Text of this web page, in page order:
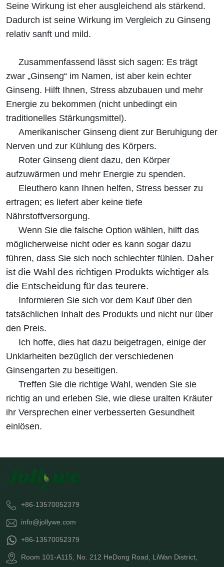
Seine Wirkung ist eher ausgleichend als stärkend.
Dadurch ist seine Wirkung im Vergleich zu Ginseng
relativ sanft und mild.
Zusammenfassend lässt sich sagen: Es trägt
zwar „Ginseng“ im Namen, ist aber kein echter
Ginseng. Hilft Ihnen, Stress abzubauen und mehr
Energie zu bekommen (nicht unbedingt ein
traditionelles Stärkungsmittel).
Amerikanischer Ginseng dient zur Beruhigung der
Nerven und zur Kühlung des Körpers.
Roter Ginseng dient dazu, den Körper
aufzuwärmen und mehr Energie zu spenden.
Eleuthero kann Ihnen helfen, Stress besser zu
ertragen; es liefert aber keine tiefe
Nährstoffversorgung.
Wenn Sie die falsche Option wählen, hilft das
möglicherweise nicht oder es kann sogar dazu
führen, dass Sie sich noch schlechter fühlen. Daher
ist die Wahl des richtigen Produkts wichtiger als
die Entscheidung für das teurere.
Informieren Sie sich vor dem Kauf über den
tatsächlichen Inhalt des Produkts und nicht nur über
den Preis.
Ich hoffe, dies hat dazu beigetragen, einige der
Unklarheiten bezüglich der verschiedenen
Ginsengarten zu beseitigen.
Treffen Sie die richtige Wahl, wenden Sie sie
richtig an und erleben Sie, wie diese uralten Kräuter
ihr Versprechen einer verbesserten Gesundheit
einlösen.
+86-13570052379
info@jollywe.com
+86-13570052379
Room 101-A115, No. 212 HeDong Road, LiWan District,